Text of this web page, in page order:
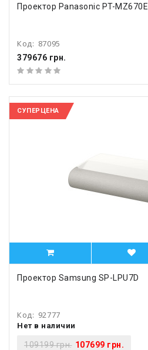
Проектор Panasonic PT-MZ670E
Код: 87095
379676 грн.
СУПЕРЦЕНА
Проектор Samsung SP-LPU7D
Код: 92777
Нет в наличии
109199 грн. 107699 грн.